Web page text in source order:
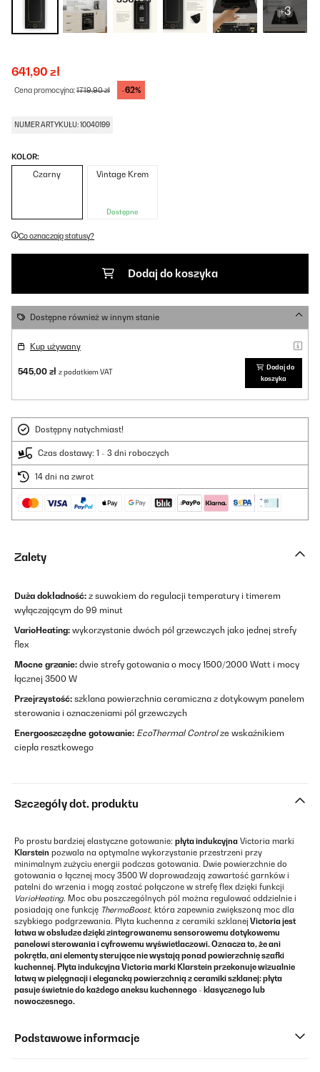
+3
641,90 zł
Cena promocyjna:1719,90 zł -62%
NUMER ARTYKUŁU: 10040199
KOLOR:
Czarny Vintage Krem
Dostępne
Co oznaczają statusy?
Dodaj do koszyka
Dostępne również w innym stanie
Kup używany
545,00 zł z podatkiem VAT
Dodaj do
koszyka
Dostępny natychmiast!
Czas dostawy: 1 - 3 dni roboczych
14 dni na zwrot
Zalety
Duża dokładność: z suwakiem do regulacji temperatury i timerem
wyłączającym do 99 minut
VarioHeating: wykorzystanie dwóch pól grzewczych jako jednej strefy
flex
Mocne grzanie: dwie strefy gotowania o mocy 1500/2000 Watt i mocy
łącznej 3500 W
Przejrzystość: szklana powierzchnia ceramiczna z dotykowym panelem
sterowania i oznaczeniami pól grzewczych
Energooszczędne gotowanie: EcoThermal Controlze wskaźnikiem
ciepła resztkowego
Szczegóły dot. produktu
Po prostu bardziej elastyczne gotowanie: płyta indukcyjna Victoria marki
Klarstein pozwala na optymalne wykorzystanie przestrzeni przy
minimalnym zużyciu energii podczas gotowania. Dwie powierzchnie do
gotowania o łącznej mocy 3500 W doprowadzają zawartość garnków i
patelni do wrzenia i mogą zostać połączone w strefę flex dzięki funkcji
VarioHeating. Moc obu poszczególnych pól można regulować oddzielnie i
posiadają one funkcję ThermoBoost, która zapewnia zwiększoną moc dla
szybkiego podgrzewania. Płyta kuchenna z ceramiki szklanej Victoria jest
łatwa w obsłudze dzięki zintegrowanemu sensorowemu dotykowemu
panelowi sterowania i cyfrowemu wyświetlaczowi. Oznacza to, że ani
pokrętła, ani elementy sterujące nie wystają ponad powierzchnię szafki
kuchennej. Płyta indukcyjnaVictoria marki Klarstein przekonuje wizualnie
łatwą w pielęgnacji i elegancką powierzchnią z ceramiki szklanej: płyta
pasuje świetnie do każdego aneksu kuchennego - klasycznego lub
nowoczesnego.
Podstawowe informacje